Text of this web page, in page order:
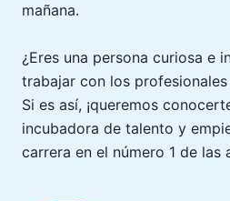
mañana.
¿Eres una persona curiosa e
trabajar con los
Si es así, ¡queremos
incubadora de talento y
carrera en el número 1 de las